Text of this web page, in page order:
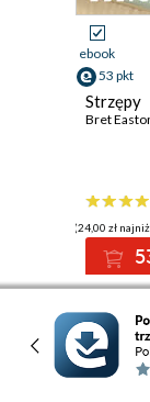
ebook
53 pkt
Strzępy
Bret
(24,00 zł
59.99zł